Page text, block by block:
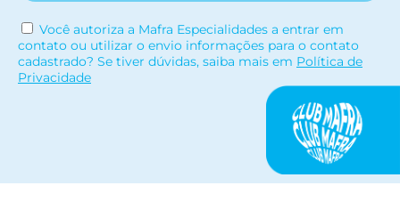
Você autoriza a Mafra Especialidades a entrar em
contato ou utilizar o envio informações para o contato
cadastrado? Se tiver dúvidas, saiba mais em Política de
Privacidade